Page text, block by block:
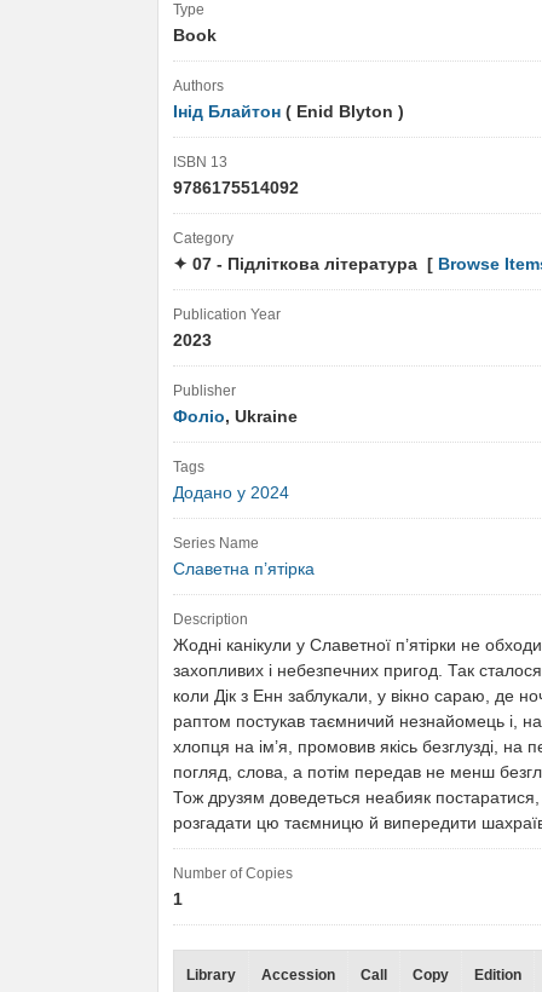
Type
Book
Authors
Інід Блайтон ( Enid Blyton )
ISBN 13
9786175514092
Category
✦ 07 - Підліткова література [ Browse
Publication Year
2023
Publisher
Фоліо, Ukraine
Tags
Додано у 2024
Series Name
Славетна п’ятірка
Description
Жодні канікули у Славетної п’ятірки не
захопливих і небезпечних пригод. Так
коли Дік з Енн заблукали, у вікно сараю, де
раптом постукав таємничий незнайомець і,
хлопця на ім’я, промовив якісь безглузді, на
погляд, слова, а потім передав не менш
Тож друзям доведеться неабияк
розгадати цю таємницю й випередити
Number of Copies
1
Library
Accession
Call
Copy
Edition